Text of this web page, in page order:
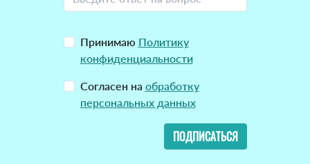
Принимаю Политику
конфиденциальности
Согласен на обработку
персональных данных
ПОДПИСАТЬСЯ